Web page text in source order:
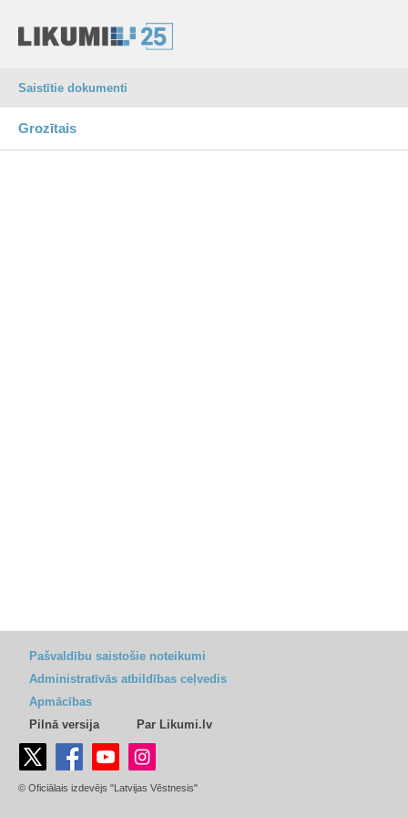
Saistītie dokumenti
Grozītais
Pašvaldību saistošie noteikumi
Administratīvās atbildības ceļvedis
Apmācības
Pilnā versija
Par Likumi.lv
© Oficiālais izdevējs "Latvijas Vēstnesis"